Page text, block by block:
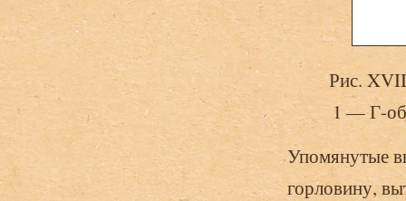
Рис.
1 — Г-
Упомянутые
горловину,